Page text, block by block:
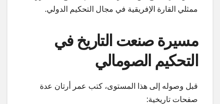
ممثلي القارة الإفريقية في مجال التحكيم الدولي.
مسيرة صنعت التاريخ في
التحكيم الصومالي
قبل وصوله إلى هذا المستوى، كتب عمر أرتان عدة
صفحات تاريخية: